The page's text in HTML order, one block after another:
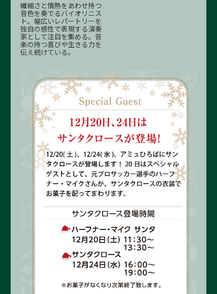
繊細さと情熱をあわせ持つ
音色を奏でるバイオリニス
ト。幅広いレパートリーを
独自の感性で表現する演奏
家として注目を集める。音
楽の持つ喜びや生きる力を
伝え続けている。